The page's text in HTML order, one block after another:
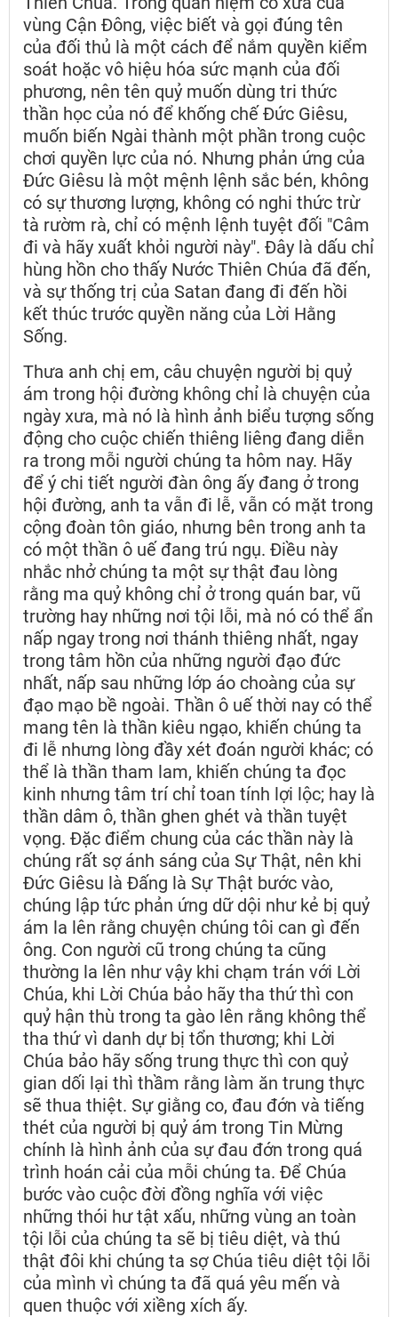
vùng Cận Đông, việc biết và gọi đúng tên
của đối thủ là một cách để nắm quyền kiểm
soát hoặc vô hiệu hóa sức mạnh của đối
phương, nên tên quỷ muốn dùng tri thức
thần học của nó để khống chế Đức Giêsu,
muốn biến Ngài thành một phần trong cuộc
chơi quyền lực của nó. Nhưng phản ứng của
Đức Giêsu là một mệnh lệnh sắc bén, không
có sự thương lượng, không có nghi thức trừ
tà rườm rà, chỉ có mệnh lệnh tuyệt đối "Câm
đi và hãy xuất khỏi người này". Đây là dấu chỉ
hùng hồn cho thấy Nước Thiên Chúa đã đến,
và sự thống trị của Satan đang đi đến hồi
kết thúc trước quyền năng của Lời Hằng
Sống.
Thưa anh chị em, câu chuyện người bị quỷ
ám trong hội đường không chỉ là chuyện của
ngày xưa, mà nó là hình ảnh biểu tượng sống
động cho cuộc chiến thiêng liêng đang diễn
ra trong mỗi người chúng ta hôm nay. Hãy
để ý chi tiết người đàn ông ấy đang ở trong
hội đường, anh ta vẫn đi lễ, vẫn có mặt trong
cộng đoàn tôn giáo, nhưng bên trong anh ta
có một thần ô uế đang trú ngụ. Điều này
nhắc nhở chúng ta một sự thật đau lòng
rằng ma quỷ không chỉ ở trong quán bar, vũ
trường hay những nơi tội lỗi, mà nó có thể ẩn
nấp ngay trong nơi thánh thiêng nhất, ngay
trong tâm hồn của những người đạo đức
nhất, nấp sau những lớp áo choàng của sự
đạo mạo bề ngoài. Thần ô uế thời nay có thể
mang tên là thần kiêu ngạo, khiến chúng ta
đi lễ nhưng lòng đầy xét đoán người khác; có
thể là thần tham lam, khiến chúng ta đọc
kinh nhưng tâm trí chỉ toan tính lợi lộc; hay là
thần dâm ô, thần ghen ghét và thần tuyệt
vọng. Đặc điểm chung của các thần này là
chúng rất sợ ánh sáng của Sự Thật, nên khi
Đức Giêsu là Đấng là Sự Thật bước vào,
chúng lập tức phản ứng dữ dội như kẻ bị quỷ
ám la lên rằng chuyện chúng tôi can gì đến
ông. Con người cũ trong chúng ta cũng
thường la lên như vậy khi chạm trán với Lời
Chúa, khi Lời Chúa bảo hãy tha thứ thì con
quỷ hận thù trong ta gào lên rằng không thể
tha thứ vì danh dự bị tổn thương; khi Lời
Chúa bảo hãy sống trung thực thì con quỷ
gian dối lại thì thầm rằng làm ăn trung thực
sẽ thua thiệt. Sự giằng co, đau đớn và tiếng
thét của người bị quỷ ám trong Tin Mừng
chính là hình ảnh của sự đau đớn trong quá
trình hoán cải của mỗi chúng ta. Để Chúa
bước vào cuộc đời đồng nghĩa với việc
những thói hư tật xấu, những vùng an toàn
tội lỗi của chúng ta sẽ bị tiêu diệt, và thú
thật đôi khi chúng ta sợ Chúa tiêu diệt tội lỗi
của mình vì chúng ta đã quá yêu mến và
quen thuộc với xiềng xích ấy.